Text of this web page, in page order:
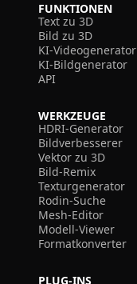
FUNKTIONEN
Text zu 3D
Bild zu 3D
KI-Videogenerator
KI-Bildgenerator
API
WERKZEUGE
HDRI-Generator
Bildverbesserer
Vektor zu 3D
Bild-Remix
Texturgenerator
Rodin-Suche
Mesh-Editor
Modell-Viewer
Formatkonverter
PLUG-INS